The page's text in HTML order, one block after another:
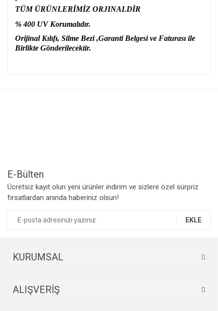
TÜM ÜRÜNLERİMİZ ORJINALDİR
% 400 UV Korumalıdır.
Orijinal Kılıfı, Silme Bezi ,Garanti Belgesi ve Faturası ile
Birlikte Gönderilecektir.
E-Bülten
Ücretsiz kayıt olun yeni ürünler indirim ve sizlere özel sürpriz
fırsatlardan anında haberiniz olsun!
EKLE
KURUMSAL
ALIŞVERİŞ